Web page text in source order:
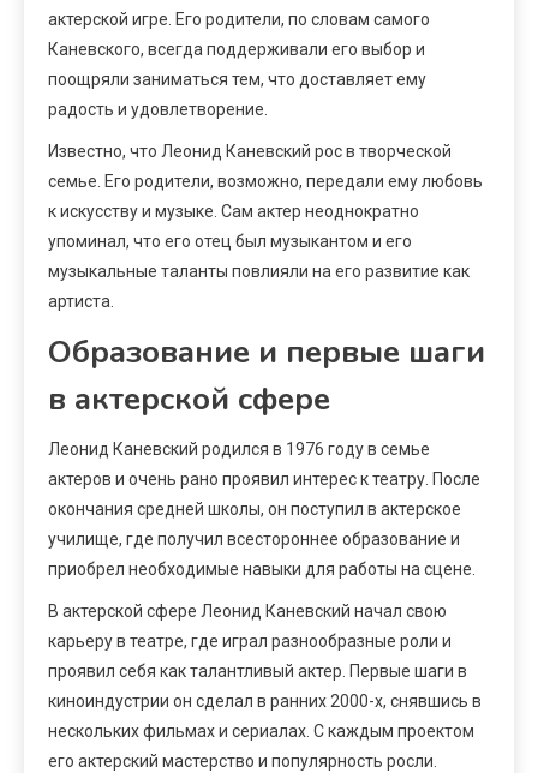
актерской игре. Его родители, по словам самого
Каневского, всегда поддерживали его выбор и
поощряли заниматься тем, что доставляет ему
радость и удовлетворение.
Известно, что Леонид Каневский рос в творческой
семье. Его родители, возможно, передали ему любовь
к искусству и музыке. Сам актер неоднократно
упоминал, что его отец был музыкантом и его
музыкальные таланты повлияли на его развитие как
артиста.
Образование и первые шаги
в актерской сфере
Леонид Каневский родился в 1976 году в семье
актеров и очень рано проявил интерес к театру. После
окончания средней школы, он поступил в актерское
училище, где получил всестороннее образование и
приобрел необходимые навыки для работы на сцене.
В актерской сфере Леонид Каневский начал свою
карьеру в театре, где играл разнообразные роли и
проявил себя как талантливый актер. Первые шаги в
киноиндустрии он сделал в ранних 2000-х, снявшись в
нескольких фильмах и сериалах. С каждым проектом
его актерский мастерство и популярность росли.